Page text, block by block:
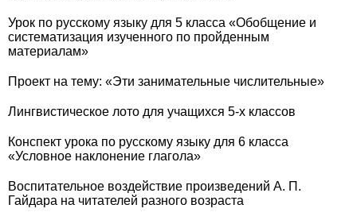
Урок по русскому языку для 5 класса «Обобщение и
систематизация изученного по пройденным
материалам»
Проект на тему: «Эти занимательные числительные»
Лингвистическое лото для учащихся 5-х классов
Конспект урока по русскому языку для 6 класса
«Условное наклонение глагола»
Воспитательное воздействие произведений А. П.
Гайдара на читателей разного возраста